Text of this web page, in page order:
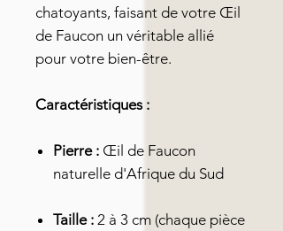
chatoyants, faisant de votre Œil
de Faucon un véritable allié
pour votre bien-être.
Caractéristiques :
Pierre : Œil de Faucon
naturelle d'Afrique du Sud
Taille : 2 à 3 cm (chaque pièce